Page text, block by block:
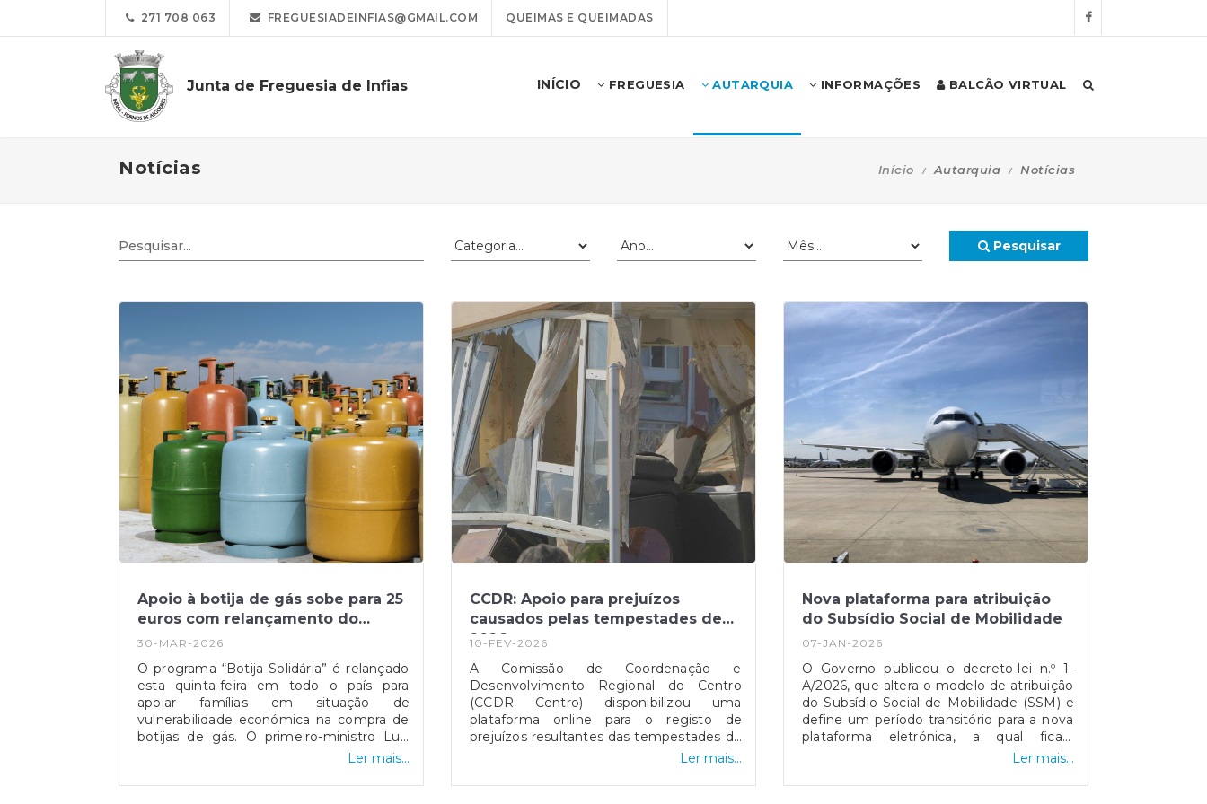
271 708 063 FREGUESIADEINFIAS@GMAIL.COM QUEIMAS E QUEIMADAS
Junta de Freguesia de Infias INÍCIO FREGUESIA AUTARQUIA INFORMAÇÕES BALCÃO VIRTUAL
Notícias Início Autarquia Notícias
Pesquisar
Apoio à botija de gás sobe para 25
euros com relançamento do
programa
30-MAR-2026
O programa “Botija Solidária” é relançado
esta quinta-feira em todo o país para
apoiar famílias em situação de
vulnerabilidade económica na compra de
botijas de gás. O primeiro-ministro Luís
Montenegro anunciou o aumento da
durante os próximos três meses,
Ler mais...
CCDR: Apoio para prejuízos
causados pelas tempestades de
2026
10-FEV-2026
A Comissão de Coordenação e
Desenvolvimento Regional do Centro
(CCDR Centro) disponibilizou uma
plataforma online para o registo de
prejuízos resultantes das tempestades de
2026 que afetaram vários concelhos da
cidadãos, empresas, agricultores e
Ler mais...
Nova plataforma para atribuição
do Subsídio Social de Mobilidade
07-JAN-2026
O Governo publicou o decreto-lei n.º 1-
A/2026, que altera o modelo de atribuição
do Subsídio Social de Mobilidade (SSM) e
define um período transitório para a nova
plataforma eletrónica, a qual ficará
disponível a partir de 8 de janeiro. A
regiões autónomas e o continente,
Ler mais...